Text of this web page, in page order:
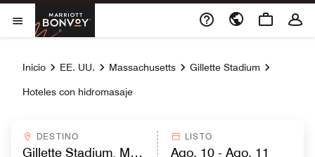
Skip to Content
Abrir el menú
Marriott Bonvoy
Inicio EE. UU. Massachusetts Gillette Stadium
Hoteles con hidromasaje
DESTINO LISTO